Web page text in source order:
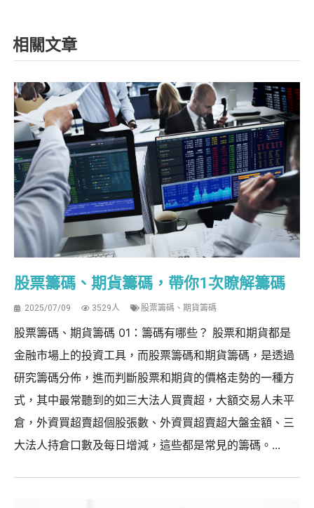
相關文章
股票籌碼、期貨籌碼，帶你1次瞭解籌碼
2025/07/09 3529人 股票籌碼、期貨籌碼
股票籌碼、期貨籌碼 01：籌碼有哪些？ 股票和期貨都是
金融市場上的投資工具，而股票籌碼和期貨籌碼，是透過
研究籌碼分佈，進而判斷股票和期貨的價格走勢的一種方
式，其中最常聽到的如三大法人買賣超，大額交易人未平
倉，外資買超賣超個股張數、外資買超賣超大盤金額、三
大法人持倉口數及每日增減，這些都是常見的籌碼。...